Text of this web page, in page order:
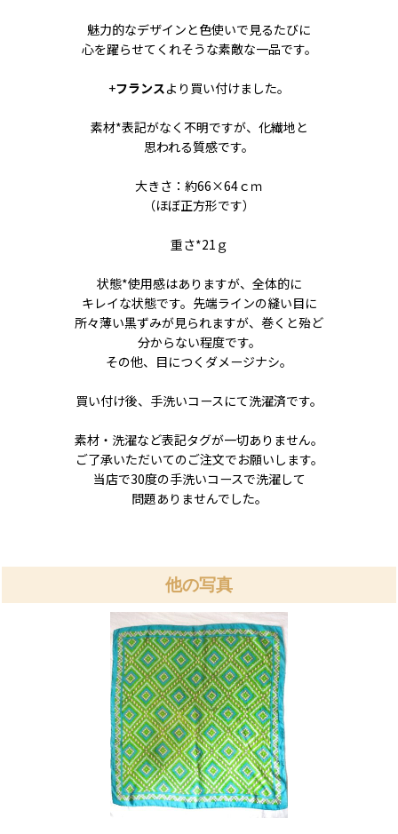
魅力的なデザインと色使いで見るたびに
心を躍らせてくれそうな素敵な一品です。
+フランスより買い付けました。
素材*表記がなく不明ですが、化繊地と
思われる質感です。
大きさ：約66×64ｃｍ
（ほぼ正方形です）
重さ*21ｇ
状態*使用感はありますが、全体的に
キレイな状態です。先端ラインの縫い目に
所々薄い黒ずみが見られますが、巻くと殆ど
分からない程度です。
その他、目につくダメージナシ。
買い付け後、手洗いコースにて洗濯済です。
素材・洗濯など表記タグが一切ありません。
ご了承いただいてのご注文でお願いします。
当店で30度の手洗いコースで洗濯して
問題ありませんでした。
他の写真